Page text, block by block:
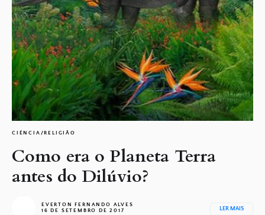
CIÊNCIA/RELIGIÃO
Como era o Planeta Terra
antes do Dilúvio?
EVERTON FERNANDO ALVES
16 DE SETEMBRO DE 2017
LER MAIS